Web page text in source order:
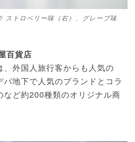
ストロベリー味（右）、グレープ味
百貨店
外国人旅行客からも人気の
パ地下で人気のブランドとコラ
など約200種類のオリジナル商